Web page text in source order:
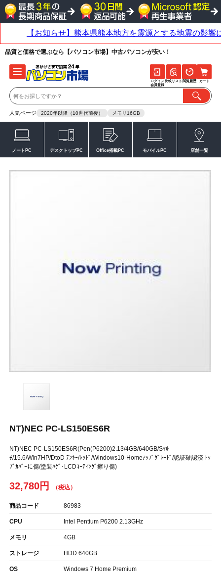
品質と価格で選ぶなら【パソコン市場】中古パソコンが安い！
人気ページ 2020年以降（10世代前後） メモリ16GB
ログイン
会員登録
比較リスト 閲覧履歴 カート
ノートPC デスクトップPC Office搭載PC モバイルPC 店舗一覧
NT)NEC PC-LS150ES6R
NT)NEC PC-LS150ES6R(Pen(P6200)2.13/4GB/640GB/Sﾏﾙ
ﾁ/15.6/Win7HP/DtoD ﾃﾝｷｰ/ﾚｯﾄﾞ/Windows10-Homeｱｯﾌﾟｸﾞﾚｰﾄﾞ/認証確認済 ﾄｯ
ﾌﾟｶﾊﾞｰに傷/塗装ﾊｹﾞ･LCDｺｰﾃｨﾝｸﾞ擦り傷)
32,780円
商品コード 86983
CPU Intel Pentium P6200 2.13GHz
メモリ 4GB
ストレージ HDD 640GB
OS Windows 7 Home Premium